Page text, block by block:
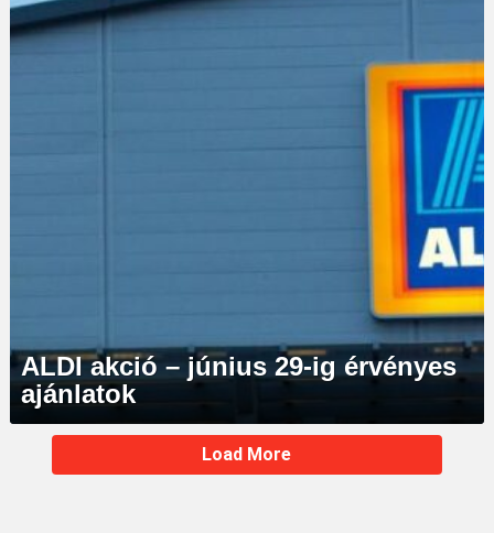
LATEST
STORY
ALDI akció – június 29-ig érvényes
ajánlatok
MORE
STORIES
Load More